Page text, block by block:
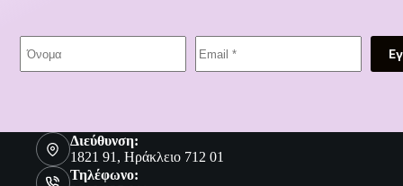
Διεύθυνση:
1821 91, Ηράκλειο 712 01
Τηλέφωνο: